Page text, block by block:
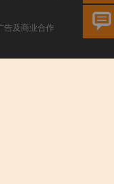
告及商业合作